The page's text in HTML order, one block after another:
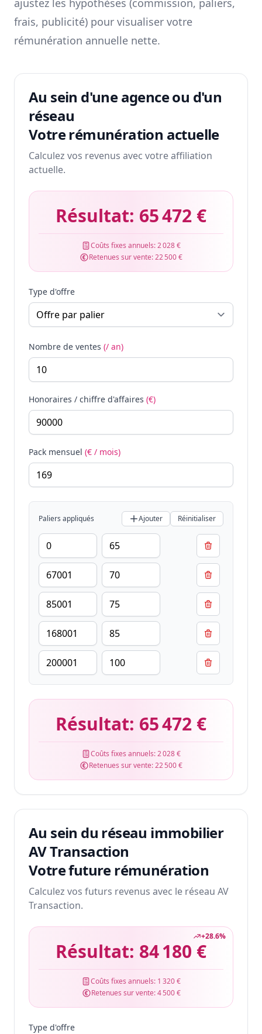
ajustez les hypothèses (commission, paliers,
frais, publicité) pour visualiser votre
rémunération annuelle nette.
Au sein d'une agence ou d'un
réseau
Votre rémunération actuelle
Calculez vos revenus avec votre affiliation
actuelle.
Résultat: 65 472 €
Coûts fixes annuels:2 028 €
Retenues sur vente:22 500 €
Type d'offre
Nombre de ventes (/ an)
Honoraires / chiffre d'affaires (€)
Pack mensuel (€ / mois)
Paliers appliqués Ajouter Réinitialiser
Résultat: 65 472 €
Coûts fixes annuels:2 028 €
Retenues sur vente:22 500 €
Au sein du réseau immobilier
AV Transaction
Votre future rémunération
Calculez vos futurs revenus avec le réseau AV
Transaction.
+28.6%
Résultat: 84 180 €
Coûts fixes annuels: 1 320 €
Retenues sur vente:4 500 €
Type d'offre